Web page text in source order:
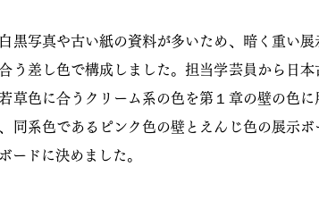
黒写真や古い紙の資料が多いため、暗く重い
う差し色で構成しました。担当学芸員から日
草色に合うクリーム系の色を第１章の壁の色
同系色であるピンク色の壁とえんじ色の展示
ードに決めました。